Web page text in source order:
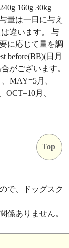
160g 30kg
量は一日に与え
違います。 与
に応じて量を調
before(BB)(日月
がございます。
MAY=5月、
OCT=10月、
Top
で、ドッグスク
係ありません。